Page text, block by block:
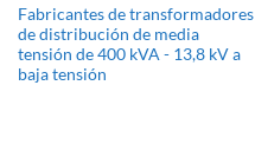
Fabricantes de transformadores
de distribución de media
tensión de 400 kVA - 13,8 kV a
baja tensión